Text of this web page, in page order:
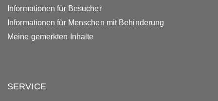
Informationen für Besucher
Informationen für Menschen mit Behinderung
Meine gemerkten Inhalte
SERVICE